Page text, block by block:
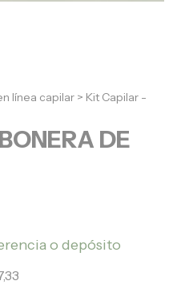
línea capilar > Kit Capilar -
DE
o depósito